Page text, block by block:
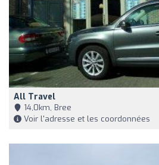
All Travel
14,0km, Bree
Voir l'adresse et les coordonnées